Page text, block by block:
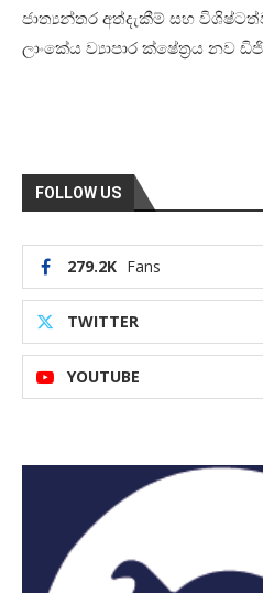
ජාත්‍යන්තර අත්දැකීම් සහ
ලාංකේය ව්‍යාපාර ක්ෂේත්‍රය නව
FOLLOW US
279.2K Fans
TWITTER
YOUTUBE